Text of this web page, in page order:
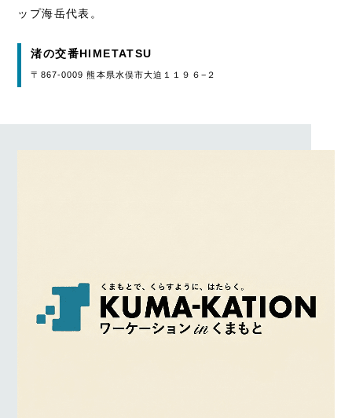
ップ海岳代表。
渚の交番HIMETATSU
〒867-0009 熊本県水俣市大迫１１９６−２